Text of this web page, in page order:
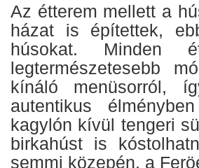
Az étterem mellett a
házat is építettek,
húsokat.
legtermészetesebb
kínáló menüsorról,
autentikus
kagylón kívül tengeri
birkahúst is
semmi közepén, a